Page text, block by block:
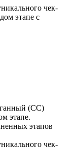
чек-
этапе с
(СС)
этапе.
этапов
чек-